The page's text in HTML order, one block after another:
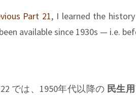
Part 21, I learned the
available since 1930s — i.e.
では、1950年代以降の 民生